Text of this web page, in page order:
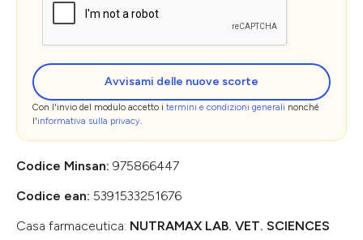
Avvisami delle nuove scorte
Con l'invio del modulo accetto i termini e condizioni generali nonché
l'informativa sulla privacy.
Codice Minsan: 975866447
Codice ean: 5391533251676
Casa farmaceutica: NUTRAMAX LAB. VET. SCIENCES